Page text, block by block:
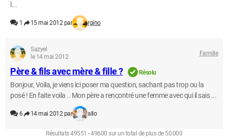
l...
1 15 mai 2012 par rgino
Sazyel
le 14 mai 2012
Famille
Père & fils avec mère & fille ? Résolu
Bonjour, Voila, je viens ici poser ma question, sachant pas trop ou la
posé ! En faite voila .. Mon père a rencontré une femme avec qui il sais ...
6 14 mai 2012 par allo
Résultats 49551 - 49600 sur un total de plus de 50 000